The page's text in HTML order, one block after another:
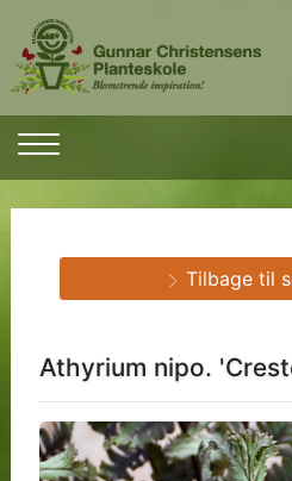
Athyrium nipo.
Tilbage til